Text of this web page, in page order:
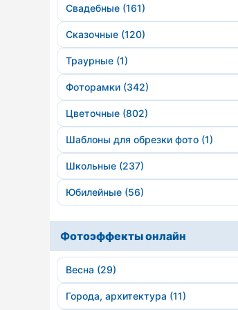
Свадебные (161)
Сказочные (120)
Траурные (1)
Фоторамки (342)
Цветочные (802)
Шаблоны для обрезки фото (1)
Школьные (237)
Юбилейные (56)
Фотоэффекты онлайн
Весна (29)
Города, архитектура (11)